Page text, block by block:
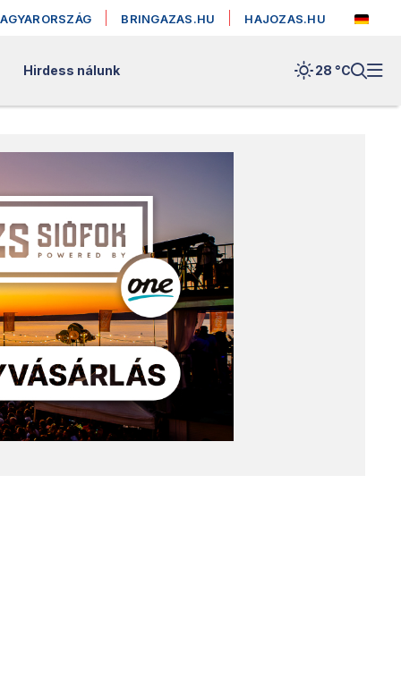
BRINGAZAS.HU HAJOZAS.HU
Hirdess nálunk 28 °C